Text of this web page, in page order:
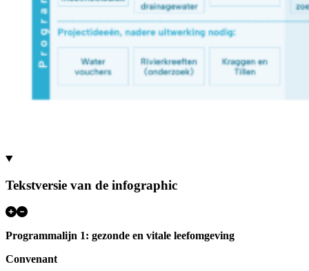
Tekstversie van de infographic
Programmalijn 1: gezonde en vitale leefomgeving
Convenant